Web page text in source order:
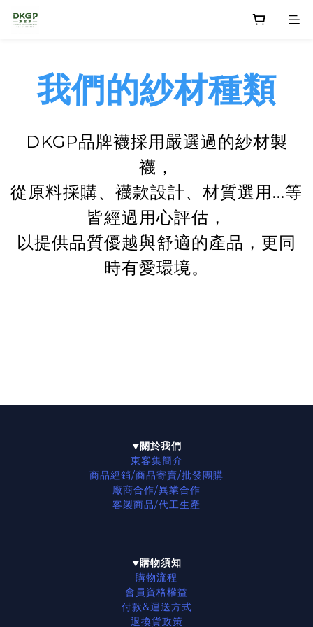
我們的紗材種類
DKGP品牌襪採用嚴選過的紗材製
襪，
從原料採購、襪款設計、材質選用...等
皆經過用心評估，
以提供品質優越與舒適的產品，更同
時有愛環境。
▼關於我們
東客集簡介
商品經銷/商品寄賣/批發團購
廠商合作/異業合作
客製商品/代工生產
▼購物須知
購物流程
會員資格權益
付款&運送方式
退換貨政策